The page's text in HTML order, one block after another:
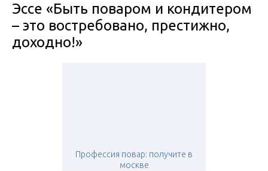
Эссе «Быть поваром и кондитером
– это востребовано, престижно,
доходно!»
Профессия повар: получите в
москве